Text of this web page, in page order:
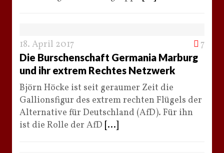
18. April 2017 7
Die Burschenschaft Germania Marburg
und ihr extrem Rechtes Netzwerk
Björn Höcke ist seit geraumer Zeit die
Gallionsfigur des extrem rechten Flügels der
Alternative für Deutschland (AfD). Für ihn
ist die Rolle der AfD [...]